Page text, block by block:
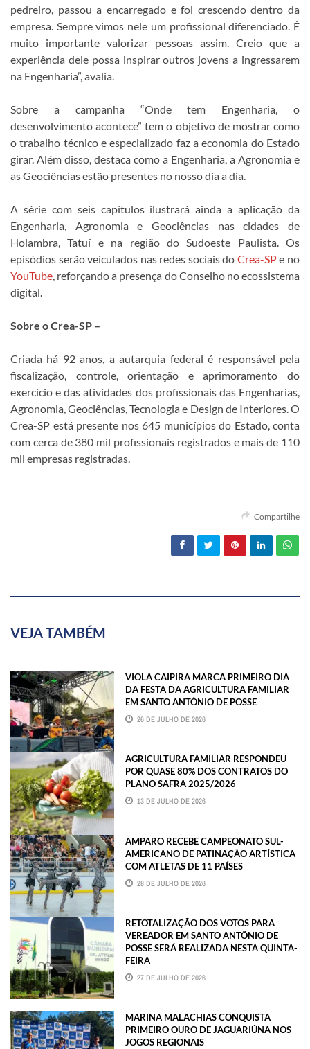
pedreiro, passou a encarregado e foi crescendo dentro da
empresa. Sempre vimos nele um profissional diferenciado. É
muito importante valorizar pessoas assim. Creio que a
experiência dele possa inspirar outros jovens a ingressarem
na Engenharia”, avalia.
Sobre a campanha “Onde tem Engenharia, o
desenvolvimento acontece” tem o objetivo de mostrar como
o trabalho técnico e especializado faz a economia do Estado
girar. Além disso, destaca como a Engenharia, a Agronomia e
as Geociências estão presentes no nosso dia a dia.
A série com seis capítulos ilustrará ainda a aplicação da
Engenharia, Agronomia e Geociências nas cidades de
Holambra, Tatuí e na região do Sudoeste Paulista. Os
episódios serão veiculados nas redes sociais do Crea-SPe no
YouTube, reforçando a presença do Conselho no ecossistema
digital.
Sobre o Crea-SP –
Criada há 92 anos, a autarquia federal é responsável pela
fiscalização, controle, orientação e aprimoramento do
exercício e das atividades dos profissionais das Engenharias,
Agronomia, Geociências, Tecnologia e Design de Interiores. O
Crea-SP está presente nos 645 municípios do Estado, conta
com cerca de 380 mil profissionais registrados e mais de 110
mil empresas registradas.
Compartilhe
VEJA TAMBÉM
VIOLA CAIPIRA MARCA PRIMEIRO DIA
DA FESTA DA AGRICULTURA FAMILIAR
EM SANTO ANTÔNIO DE POSSE
26 DE JULHO DE 2026
AGRICULTURA FAMILIAR RESPONDEU
POR QUASE 80% DOS CONTRATOS DO
PLANO SAFRA 2025/2026
13 DE JULHO DE 2026
AMPARO RECEBE CAMPEONATO SUL-
AMERICANO DE PATINAÇÃO ARTÍSTICA
COM ATLETAS DE 11 PAÍSES
28 DE JULHO DE 2026
RETOTALIZAÇÃO DOS VOTOS PARA
VEREADOR EM SANTO ANTÔNIO DE
POSSE SERÁ REALIZADA NESTA QUINTA-
FEIRA
27 DE JULHO DE 2026
MARINA MALACHIAS CONQUISTA
PRIMEIRO OURO DE JAGUARIÚNA NOS
JOGOS REGIONAIS